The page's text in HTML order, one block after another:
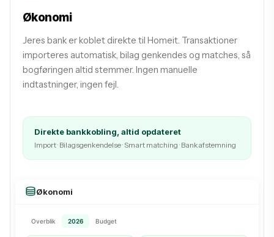
Økonomi
Jeres bank er koblet direkte til Homeit. Transaktioner
importeres automatisk, bilag genkendes og matches, så
bogføringen altid stemmer. Ingen manuelle
indtastninger, ingen fejl.
Direkte bankkobling, altid opdateret
Import · Bilagsgenkendelse · Smart matching · Bankafstemning
Økonomi
Overblik 2026 Budget